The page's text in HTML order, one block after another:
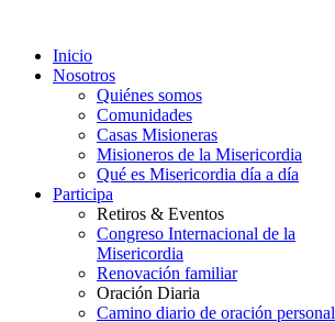
Inicio
Nosotros
Quiénes somos
Comunidades
Casas Misioneras
Misioneros de la Misericordia
Qué es Misericordia día a día
Participa
Retiros & Eventos
Congreso Internacional de la
Misericordia
Renovación familiar
Oración Diaria
Camino diario de oración personal